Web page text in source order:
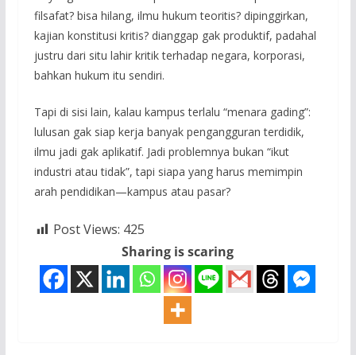
filsafat? bisa hilang, ilmu hukum teoritis? dipinggirkan,
kajian konstitusi kritis? dianggap gak produktif, padahal
justru dari situ lahir kritik terhadap negara, korporasi,
bahkan hukum itu sendiri.
Tapi di sisi lain, kalau kampus terlalu “menara gading”:
lulusan gak siap kerja banyak pengangguran terdidik,
ilmu jadi gak aplikatif. Jadi problemnya bukan “ikut
industri atau tidak”, tapi siapa yang harus memimpin
arah pendidikan—kampus atau pasar?
Post Views: 425
Sharing is scaring